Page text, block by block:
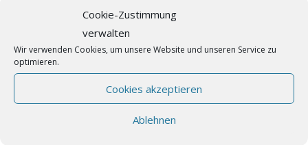
Cookie-Zustimmung
verwalten
Wir verwenden Cookies, um unsere Website und unseren Service zu
optimieren.
Cookies akzeptieren
Ablehnen
Folk, Irisch, Klassisch
Schwierigkeit Mittel